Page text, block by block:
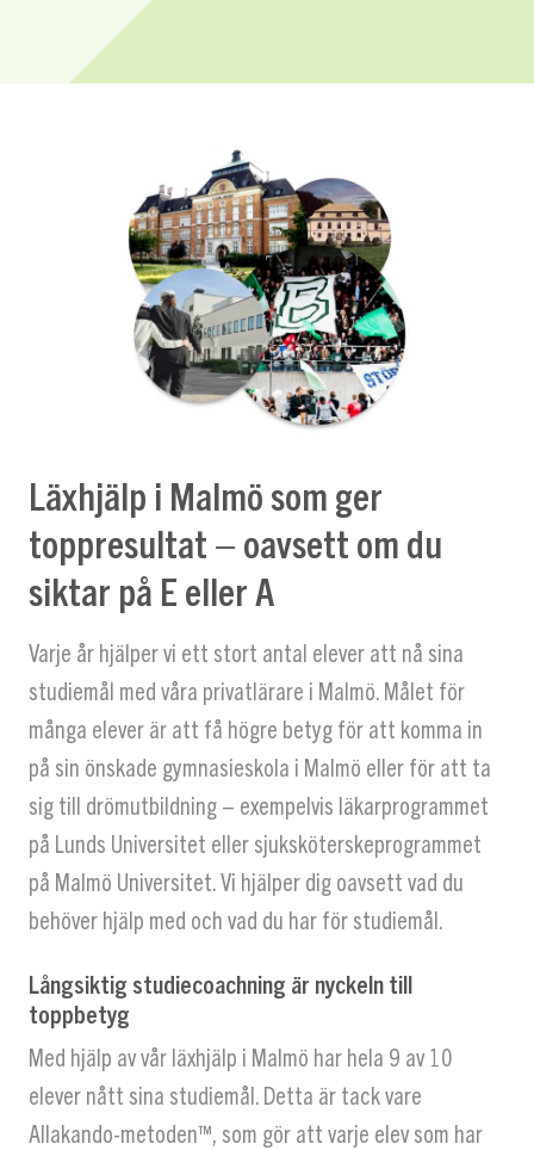
Läxhjälp i Malmö som ger
toppresultat – oavsett om du
siktar på E eller A
Varje år hjälper vi ett stort antal elever att nå sina
studiemål med våra privatlärare i Malmö. Målet för
många elever är att få högre betyg för att komma in
på sin önskade gymnasieskola i Malmö eller för att ta
sig till drömutbildning – exempelvis läkarprogrammet
på Lunds Universitet eller sjuksköterskeprogrammet
på Malmö Universitet. Vi hjälper dig oavsett vad du
behöver hjälp med och vad du har för studiemål.
Långsiktig studiecoachning är nyckeln till
toppbetyg
Med hjälp av vår läxhjälp i Malmö har hela 9 av 10
elever nått sina studiemål. Detta är tack vare
Allakando-metoden™, som gör att varje elev som har